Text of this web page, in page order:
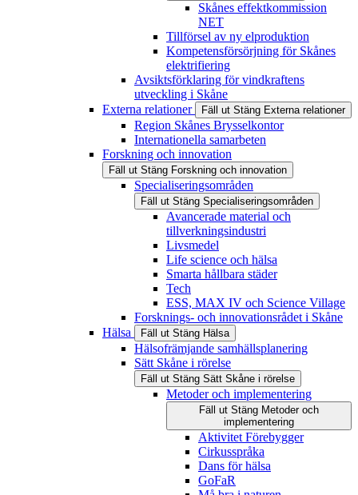
Skånes effektkommission
NET
Tillförsel av ny elproduktion
Kompetensförsörjning för Skånes
elektrifiering
Avsiktsförklaring för vindkraftens
utveckling i Skåne
Externa relationer
Fäll ut Stäng Externa relationer
Region Skånes Brysselkontor
Internationella samarbeten
Forskning och innovation
Fäll ut Stäng Forskning och innovation
Specialiseringsområden
Fäll ut Stäng Specialiseringsområden
Avancerade material och
tillverkningsindustri
Livsmedel
Life science och hälsa
Smarta hållbara städer
Tech
ESS, MAX IV och Science Village
Forsknings- och innovationsrådet i Skåne
Hälsa
Fäll ut Stäng Hälsa
Hälsofrämjande samhällsplanering
Sätt Skåne i rörelse
Fäll ut Stäng Sätt Skåne i rörelse
Metoder och implementering
Fäll ut Stäng Metoder och
implementering
Aktivitet Förebygger
Cirkusspråka
Dans för hälsa
GoFaR